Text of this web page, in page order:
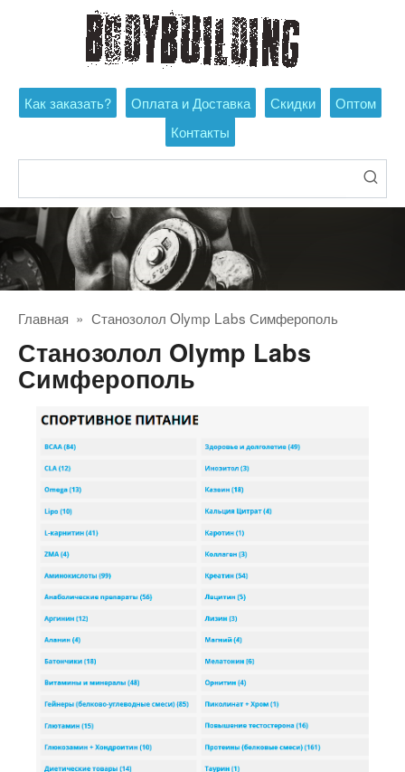
Как заказать? Оплата и Доставка Скидки
Оптом
Контакты
Главная » Станозолол Olymp Labs Симферополь
Станозолол Olymp Labs
Симферополь